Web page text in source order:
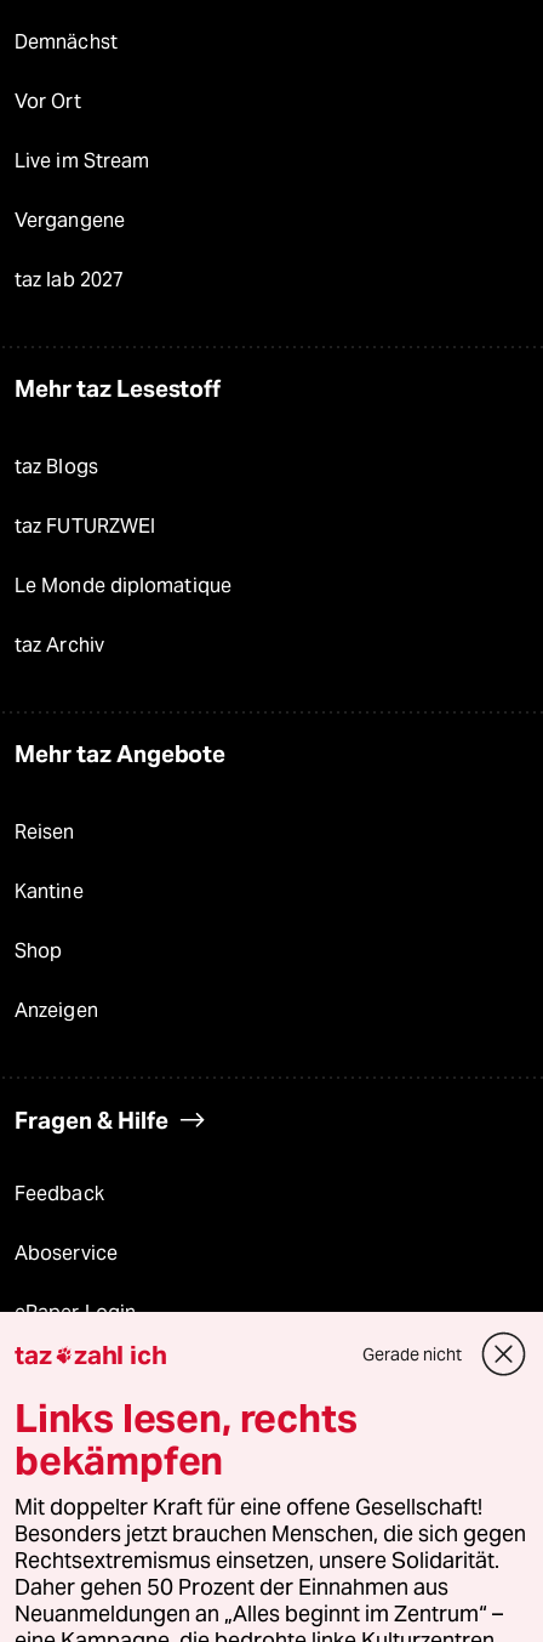
Demnächst
Vor Ort
Live im Stream
Vergangene
taz lab 2027
Mehr taz Lesestoff
taz Blogs
taz FUTURZWEI
Le Monde diplomatique
taz Archiv
Mehr taz Angebote
Reisen
Kantine
Shop
Anzeigen
Fragen & Hilfe
Feedback
Aboservice
ePaper Login
Downloads für Abonnierende
© 2026 taz Verlags und Vertriebs GmbH
Alle Rechte vorbehalten. Bei rechtlichen Fragen oder für Genehmigungen
wenden Sie sich bitte an
lizenzen@taz.de
Feedback Redaktionsstatut Kommune-Richtlinien
taz zahl ich Gerade nicht
Links lesen, rechts
bekämpfen
Mit doppelter Kraft für eine offene Gesellschaft!
Besonders jetzt brauchen Menschen, die sich gegen
Rechtsextremismus einsetzen, unsere Solidarität.
Daher gehen 50 Prozent der Einnahmen aus
Neuanmeldungen an „Alles beginnt im Zentrum“ –